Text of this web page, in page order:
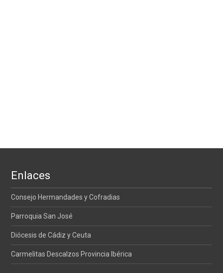
Enlaces
Consejo Hermandades y Cofradias
Parroquia San José
Diócesis de Cádiz y Ceuta
Carmelitas Descalzos Provincia Ibérica